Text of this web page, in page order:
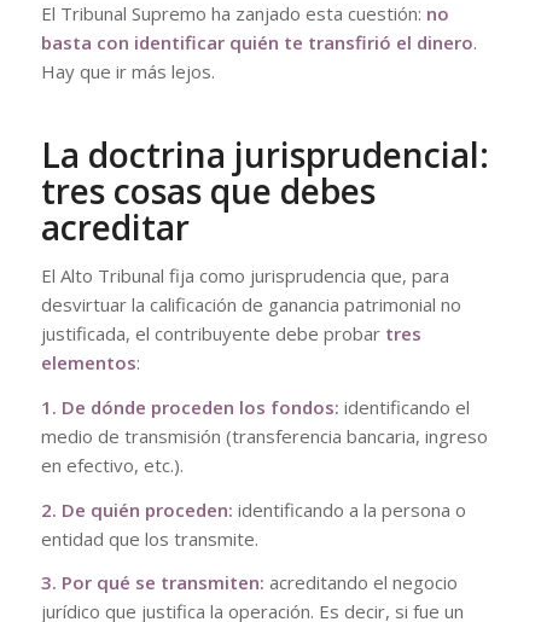
El Tribunal Supremo ha zanjado esta cuestión: no
basta con identificar quién te transfirió el dinero.
Hay que ir más lejos.
La doctrina jurisprudencial:
tres cosas que debes
acreditar
El Alto Tribunal fija como jurisprudencia que, para
desvirtuar la calificación de ganancia patrimonial no
justificada, el contribuyente debe probar tres
elementos:
1. De dónde proceden los fondos: identificando el
medio de transmisión (transferencia bancaria, ingreso
en efectivo, etc.).
2. De quién proceden: identificando a la persona o
entidad que los transmite.
3. Por qué se transmiten: acreditando el negocio
jurídico que justifica la operación. Es decir, si fue un